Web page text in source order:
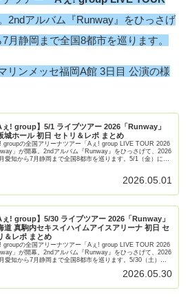
2ndアルバム『Runway』をひっさげ
月静岡まで全国8都市を巡ります。
リンメッセ福岡A館 3日目 公演の様
ぇ! group】5/1 ライブツアー 2026「Runway」
城ホール 初日 セトリ＆レポ まとめ
groupの全国アリーナツアー「Aぇ! group LIVE TOUR 2026
」が開幕。2ndアルバム『Runway』をひっさげて、2026
愛知から7月静岡まで全国8都市を巡ります。5/1（金）に行
2026.05.01
ぇ! group】5/30 ライブツアー 2026「Runway」
道 真駒内セキスイハイムアイスアリーナ 初日 セ
＆レポ まとめ
groupの全国アリーナツアー「Aぇ! group LIVE TOUR 2026
」が開幕。2ndアルバム『Runway』をひっさげて、2026
愛知から7月静岡まで全国8都市を巡ります。5/30（土）に
2026.05.30